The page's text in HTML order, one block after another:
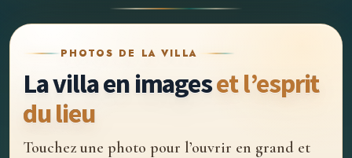
PHOTOS DE LA VILLA
La villa en imageset l’esprit
du lieu
Touchez une photo pour l’ouvrir en grand et